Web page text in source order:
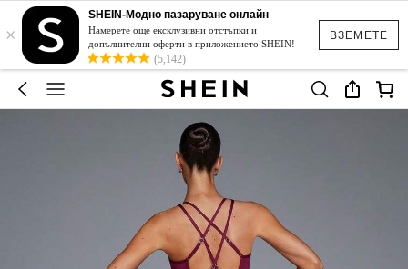
ВЗЕМЕТЕ
×
SHEIN-Модно пазаруване онлайн
Намерете още ексклузивни отстъпки и
допълнителни оферти в приложението SHEIN!
(5,142)